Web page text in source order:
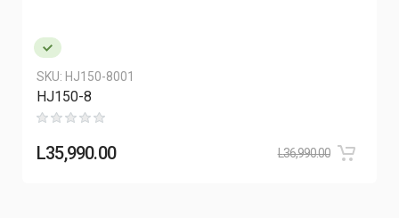
SKU: HJ150-8001
HJ150-8
L35,990.00 L36,990.00